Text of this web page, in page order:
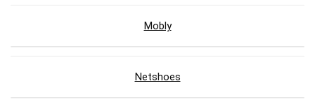
Mobly
Netshoes